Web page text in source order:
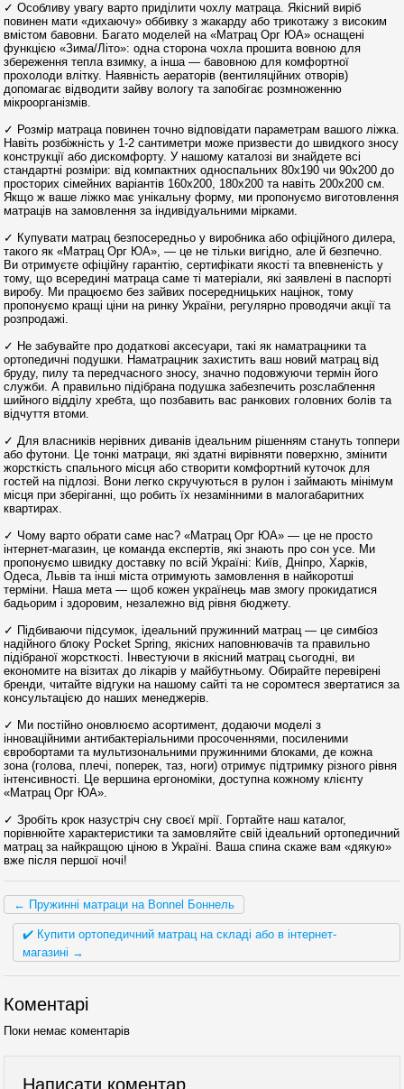
✓ Особливу увагу варто приділити чохлу матраца. Якісний виріб
повинен мати «дихаючу» оббивку з жакарду або трикотажу з високим
вмістом бавовни. Багато моделей на «Матрац Орг ЮА» оснащені
функцією «Зима/Літо»: одна сторона чохла прошита вовною для
збереження тепла взимку, а інша — бавовною для комфортної
прохолоди влітку. Наявність аераторів (вентиляційних отворів)
допомагає відводити зайву вологу та запобігає розмноженню
мікроорганізмів.
✓ Розмір матраца повинен точно відповідати параметрам вашого ліжка.
Навіть розбіжність у 1-2 сантиметри може призвести до швидкого зносу
конструкції або дискомфорту. У нашому каталозі ви знайдете всі
стандартні розміри: від компактних односпальних 80x190 чи 90x200 до
просторих сімейних варіантів 160x200, 180x200 та навіть 200x200 см.
Якщо ж ваше ліжко має унікальну форму, ми пропонуємо виготовлення
матраців на замовлення за індивідуальними мірками.
✓ Купувати матрац безпосередньо у виробника або офіційного дилера,
такого як «Матрац Орг ЮА», — це не тільки вигідно, але й безпечно.
Ви отримуєте офіційну гарантію, сертифікати якості та впевненість у
тому, що всередині матраца саме ті матеріали, які заявлені в паспорті
виробу. Ми працюємо без зайвих посередницьких націнок, тому
пропонуємо кращі ціни на ринку України, регулярно проводячи акції та
розпродажі.
✓ Не забувайте про додаткові аксесуари, такі як наматрацники та
ортопедичні подушки. Наматрацник захистить ваш новий матрац від
бруду, пилу та передчасного зносу, значно подовжуючи термін його
служби. А правильно підібрана подушка забезпечить розслаблення
шийного відділу хребта, що позбавить вас ранкових головних болів та
відчуття втоми.
✓ Для власників нерівних диванів ідеальним рішенням стануть топпери
або футони. Це тонкі матраци, які здатні вирівняти поверхню, змінити
жорсткість спального місця або створити комфортний куточок для
гостей на підлозі. Вони легко скручуються в рулон і займають мінімум
місця при зберіганні, що робить їх незамінними в малогабаритних
квартирах.
✓ Чому варто обрати саме нас? «Матрац Орг ЮА» — це не просто
інтернет-магазин, це команда експертів, які знають про сон усе. Ми
пропонуємо швидку доставку по всій Україні: Київ, Дніпро, Харків,
Одеса, Львів та інші міста отримують замовлення в найкоротші
терміни. Наша мета — щоб кожен українець мав змогу прокидатися
бадьорим і здоровим, незалежно від рівня бюджету.
✓ Підбиваючи підсумок, ідеальний пружинний матрац — це симбіоз
надійного блоку Pocket Spring, якісних наповнювачів та правильно
підібраної жорсткості. Інвестуючи в якісний матрац сьогодні, ви
економите на візитах до лікарів у майбутньому. Обирайте перевірені
бренди, читайте відгуки на нашому сайті та не соромтеся звертатися за
консультацією до наших менеджерів.
✓ Ми постійно оновлюємо асортимент, додаючи моделі з
інноваційними антибактеріальними просоченнями, посиленими
євробортами та мультизональними пружинними блоками, де кожна
зона (голова, плечі, поперек, таз, ноги) отримує підтримку різного рівня
інтенсивності. Це вершина ергономіки, доступна кожному клієнту
«Матрац Орг ЮА».
✓ Зробіть крок назустріч сну своєї мрії. Гортайте наш каталог,
порівнюйте характеристики та замовляйте свій ідеальний ортопедичний
матрац за найкращою ціною в Україні. Ваша спина скаже вам «дякую»
вже після першої ночі!
← Пружинні матраци на Bonnel Боннель
✔️ Купити ортопедичний матрац на складі або в інтернет-
магазині →
Коментарі
Поки немає коментарів
Написати коментар